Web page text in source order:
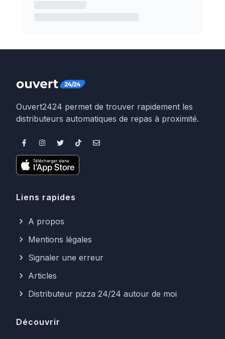
Ouvert2424 permet de trouver rapidement les
distributeurs automatiques de repas à proximité.
Liens rapides
A propos
Mentions légales
Signaler une erreur
Articles
Distributeur pizza 24/24 autour de moi
Découvrir